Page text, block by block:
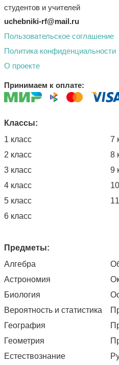
студентов и учителей
uchebniki-rf@mail.ru
Пользовательское соглашение
Политика конфиденциальности
О проекте
Принимаем к оплате:
Классы:
1 класс
2 класс
3 класс
4 класс
5 класс
6 класс
7
8
9
Предметы:
Алгебра
Астрономия
Биология
Вероятность и статистика
География
Геометрия
Естествознание